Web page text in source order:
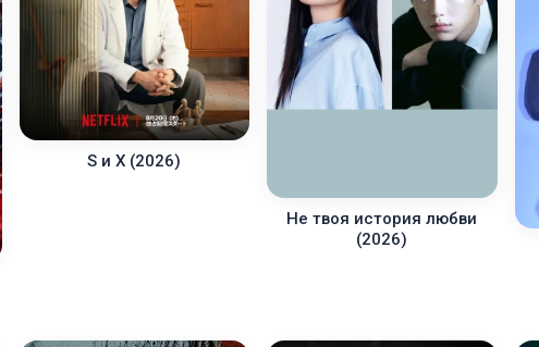
S и X (2026)
Не твоя история любви
(2026)